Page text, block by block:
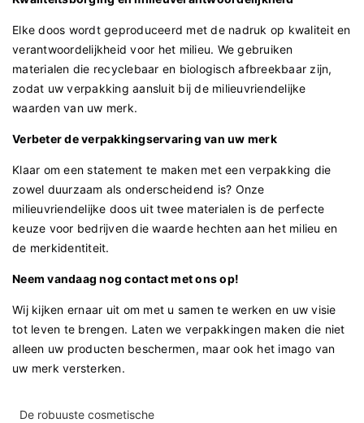
Elke doos wordt geproduceerd met de nadruk op kwaliteit en
verantwoordelijkheid voor het milieu. We gebruiken
materialen die recyclebaar en biologisch afbreekbaar zijn,
zodat uw verpakking aansluit bij de milieuvriendelijke
waarden van uw merk.
Verbeter de verpakkingservaring van uw merk
Klaar om een ​​statement te maken met een verpakking die
zowel duurzaam als onderscheidend is? Onze
milieuvriendelijke doos uit twee materialen is de perfecte
keuze voor bedrijven die waarde hechten aan het milieu en
de merkidentiteit.
Neem vandaag nog contact met ons op!
Wij kijken ernaar uit om met u samen te werken en uw visie
tot leven te brengen. Laten we verpakkingen maken die niet
alleen uw producten beschermen, maar ook het imago van
uw merk versterken.
De robuuste cosmetische